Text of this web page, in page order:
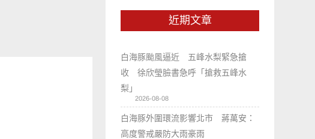
近期文章
白海豚颱風逼近 五峰水梨緊急搶
收 徐欣瑩臉書急呼「搶救五峰水
梨」
2026-08-08
白海豚外圍環流影響北市 蔣萬安：
高度警戒嚴防大雨豪雨